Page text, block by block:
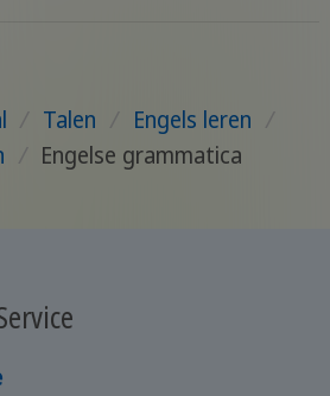
Talen Engels leren
Engelse grammatica